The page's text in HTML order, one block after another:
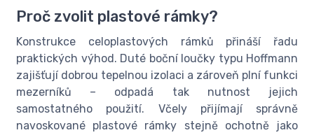
Proč zvolit plastové rámky?
Konstrukce celoplastových rámků přináší řadu
praktických výhod. Duté boční loučky typu Hoffmann
zajišťují dobrou tepelnou izolaci a zároveň plní funkci
mezerníků – odpadá tak nutnost jejich
samostatného použití. Včely přijímají správně
navoskované plastové rámky stejně ochotně jako